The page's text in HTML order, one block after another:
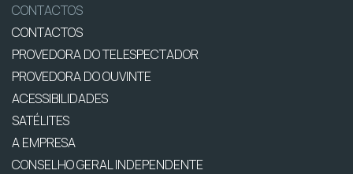
CONTACTOS
CONTACTOS
PROVEDORA DO TELESPECTADOR
PROVEDORA DO OUVINTE
ACESSIBILIDADES
SATÉLITES
A EMPRESA
CONSELHO GERAL INDEPENDENTE